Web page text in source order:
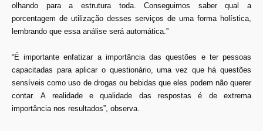
olhando para a estrutura toda. Conseguimos saber qual a
porcentagem de utilização desses serviços de uma forma holística,
lembrando que essa análise será automática.”
“É importante enfatizar a importância das questões e ter pessoas
capacitadas para aplicar o questionário, uma vez que há questões
sensíveis como uso de drogas ou bebidas que eles podem não querer
contar. A realidade e qualidade das respostas é de extrema
importância nos resultados”, observa.